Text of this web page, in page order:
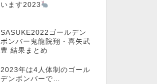
います2023
SASUKE2022ゴールデン
ボンバー鬼龍院翔・喜矢武
豊 結果まとめ
2023年は4人体制のゴール
デンボンバーで…